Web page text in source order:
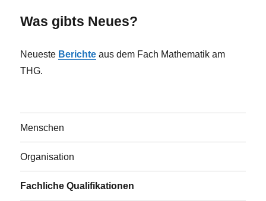
Was gibts Neues?
Neueste Berichte aus dem Fach Mathematik am
THG.
Menschen
Organisation
Fachliche Qualifikationen